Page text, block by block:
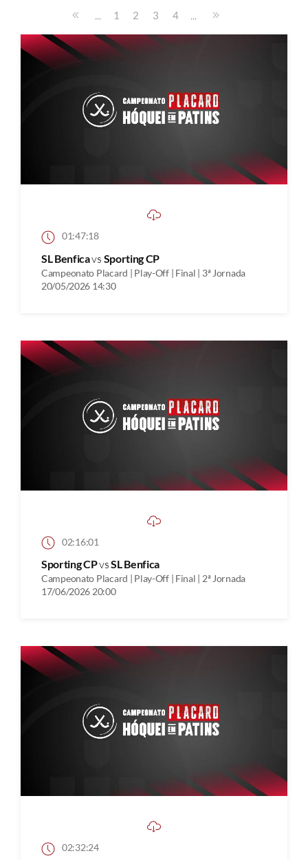
... 1 2 3 4 ...
01:47:18
SL Benficavs Sporting CP
Campeonato Placard | Play-Off | Final | 3ª Jornada
20/05/2026 14:30
02:16:01
Sporting CPvsSL Benfica
Campeonato Placard | Play-Off | Final | 2ª Jornada
17/06/2026 20:00
02:32:24